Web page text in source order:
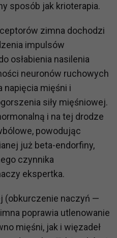
sposób jak krioterapia.
zimna dochodzi
impulsów
osłabienia nasilenia
neuronów ruchowych
napięcia mięśni i
siły mięśniowej.
i na tej drodze
powodując
już beta-endorfiny,
czynnika
ekspertka.
(obkurczenie naczyń —
poprawia utlenowanie
mięśni, jak i więzadeł